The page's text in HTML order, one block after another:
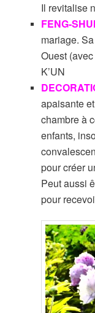
Il revitalise
FENG-SHUI
mariage.
Ouest
K’UN
apaisante
chambre à
enfants,
pour créer
Peut aussi
pour